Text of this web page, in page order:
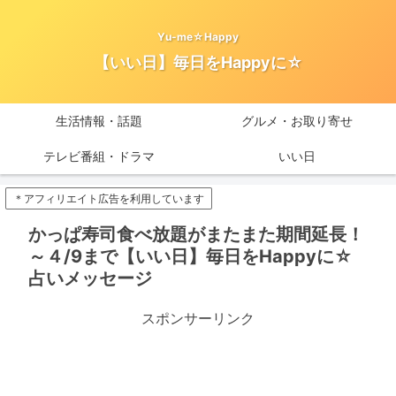
Yu-me☆Happy
【いい日】毎日をHappyに☆
生活情報・話題 グルメ・お取り寄せ
テレビ番組・ドラマ いい日
＊アフィリエイト広告を利用しています
かっぱ寿司食べ放題がまたまた期間延長！
～４/9まで【いい日】毎日をHappyに☆
占いメッセージ
スポンサーリンク